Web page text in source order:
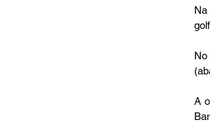
No
A